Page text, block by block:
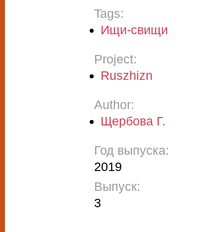
Tags:
Ищи-свищи
Project:
Ruszhizn
Author:
Щербова Г.
Год выпуска:
2019
Выпуск:
3